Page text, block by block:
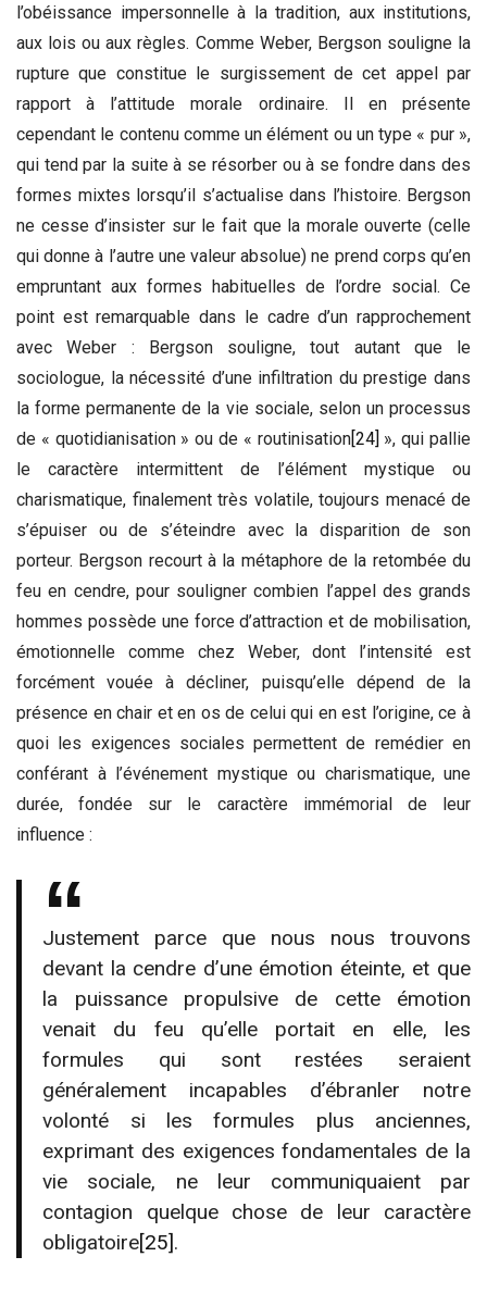
l’obéissance impersonnelle à la tradition, aux institutions,
aux lois ou aux règles. Comme Weber, Bergson souligne la
rupture que constitue le surgissement de cet appel par
rapport à l’attitude morale ordinaire. Il en présente
cependant le contenu comme un élément ou un type « pur »,
qui tend par la suite à se résorber ou à se fondre dans des
formes mixtes lorsqu’il s’actualise dans l’histoire. Bergson
ne cesse d’insister sur le fait que la morale ouverte (celle
qui donne à l’autre une valeur absolue) ne prend corps qu’en
empruntant aux formes habituelles de l’ordre social. Ce
point est remarquable dans le cadre d’un rapprochement
avec Weber : Bergson souligne, tout autant que le
sociologue, la nécessité d’une infiltration du prestige dans
la forme permanente de la vie sociale, selon un processus
de « quotidianisation » ou de « routinisation[24] », qui pallie
le caractère intermittent de l’élément mystique ou
charismatique, finalement très volatile, toujours menacé de
s’épuiser ou de s’éteindre avec la disparition de son
porteur. Bergson recourt à la métaphore de la retombée du
feu en cendre, pour souligner combien l’appel des grands
hommes possède une force d’attraction et de mobilisation,
émotionnelle comme chez Weber, dont l’intensité est
forcément vouée à décliner, puisqu’elle dépend de la
présence en chair et en os de celui qui en est l’origine, ce à
quoi les exigences sociales permettent de remédier en
conférant à l’événement mystique ou charismatique, une
durée, fondée sur le caractère immémorial de leur
influence :
Justement parce que nous nous trouvons
devant la cendre d’une émotion éteinte, et que
la puissance propulsive de cette émotion
venait du feu qu’elle portait en elle, les
formules qui sont restées seraient
généralement incapables d’ébranler notre
volonté si les formules plus anciennes,
exprimant des exigences fondamentales de la
vie sociale, ne leur communiquaient par
contagion quelque chose de leur caractère
obligatoire[25].